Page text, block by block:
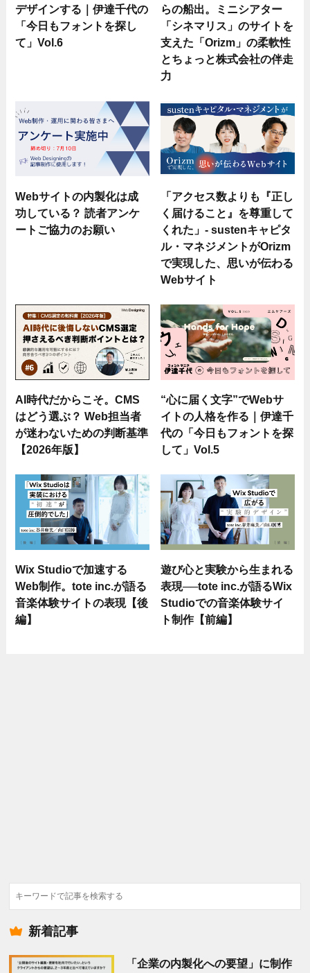
デザインする｜伊達千代の
「今日もフォントを探し
て」Vol.6
らの船出。ミニシアター
「シネマリス」のサイトを
支えた「Orizm」の柔軟性
とちょっと株式会社の伴走
力
Webサイトの内製化は成
功している？ 読者アンケ
ートご協力のお願い
「アクセス数よりも『正し
く届けること』を尊重して
くれた」- sustenキャピタ
ル・マネジメントがOrizm
で実現した、思いが伝わる
Webサイト
AI時代だからこそ。CMS
はどう選ぶ？ Web担当者
が迷わないための判断基準
【2026年版】
“心に届く文字”でWebサ
イトの人格を作る｜伊達千
代の「今日もフォントを探
して」Vol.5
Wix Studioで加速する
Web制作。tote inc.が語る
音楽体験サイトの表現【後
編】
遊び心と実験から生まれる
表現──tote inc.が語るWix
Studioでの音楽体験サイ
ト制作【前編】
検
索
新着記事
「企業の内製化への要望」に制作